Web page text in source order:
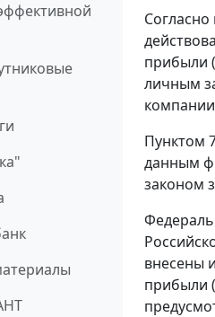
Согласно
прибыли
личным
Пунктом
данным
законом
внесены
прибыли